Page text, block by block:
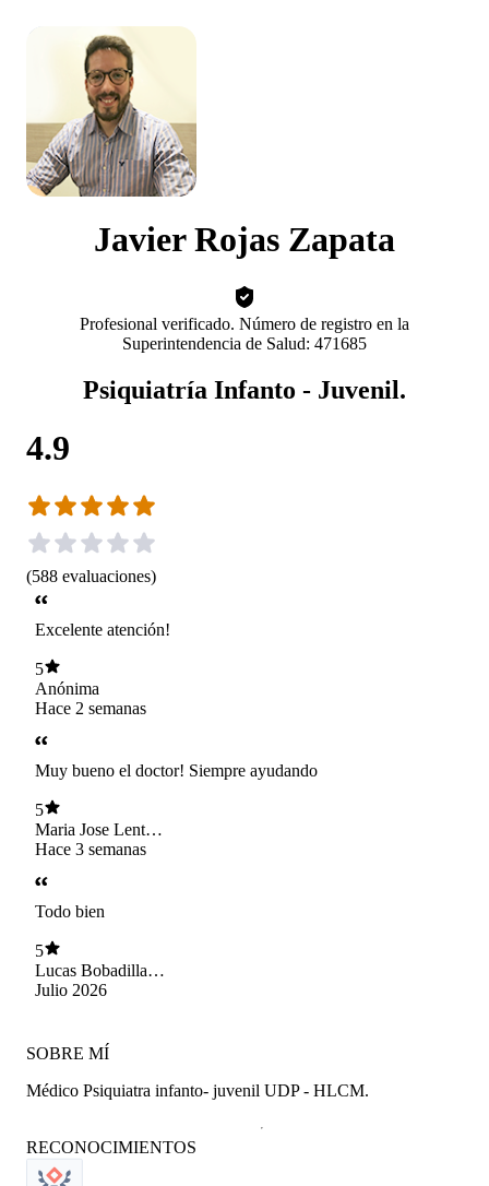
Javier Rojas Zapata
Profesional verificado. Número de registro en la
Superintendencia de Salud: 471685
Psiquiatría Infanto - Juvenil.
4.9
(588 evaluaciones)
Excelente atención!
5
Anónima
Hace 2 semanas
Muy bueno el doctor! Siempre ayudando
5
Maria Jose Lent
Morel
Hace 3 semanas
Todo bien
5
Lucas Bobadilla
Espinoza
Julio 2026
SOBRE MÍ
Médico Psiquiatra infanto- juvenil UDP - HLCM.
RECONOCIMIENTOS